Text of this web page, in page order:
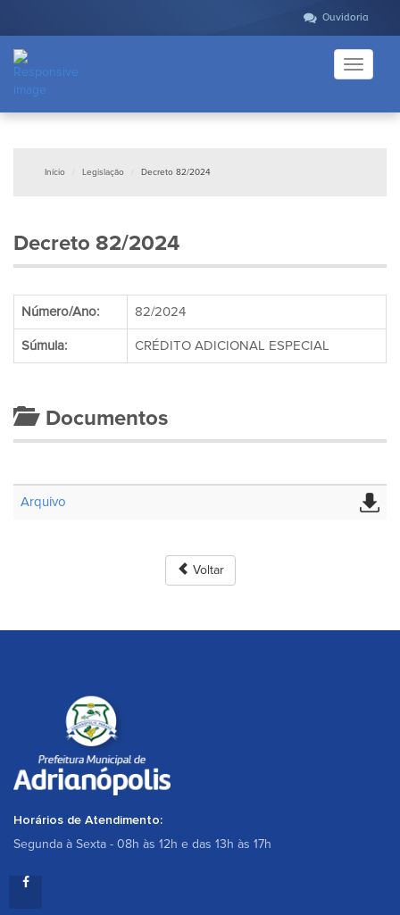
Ouvidoria
Toggle
Início Legislação Decreto 82/2024
Decreto 82/2024
Número/Ano: 82/2024
Súmula: CRÉDITO ADICIONAL ESPECIAL
Documentos
Arquivo
Voltar
Horários de Atendimento:
Segunda à Sexta - 08h às 12h e das 13h às 17h